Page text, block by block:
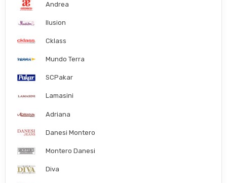
Andrea
Ilusion
Cklass
Mundo Terra
SCPakar
Lamasini
Adriana
Danesi Montero
Montero Danesi
Diva